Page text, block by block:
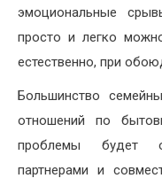
эмоциональные
просто и легко
естественно, при
Большинство
отношений по
проблемы будет
партнерами и